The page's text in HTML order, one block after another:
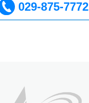
029-875-7772